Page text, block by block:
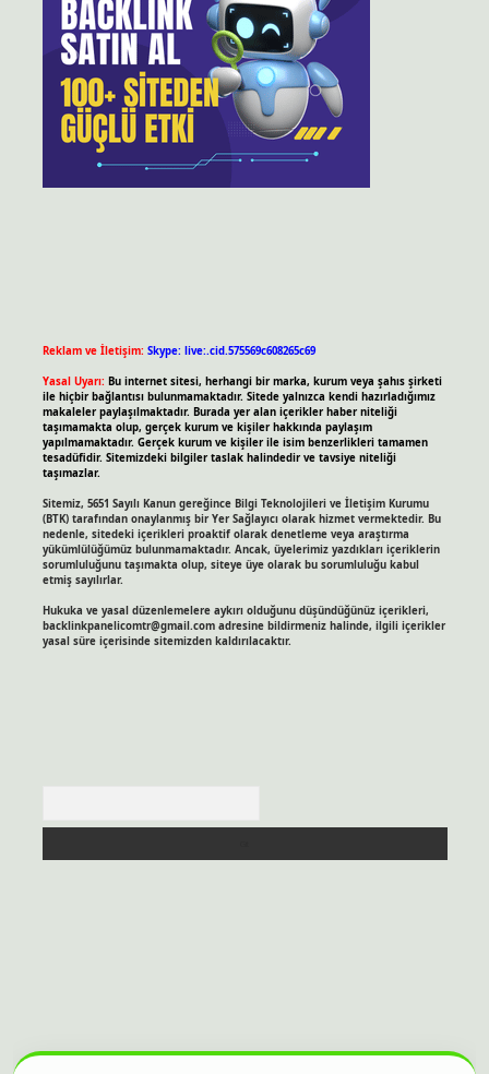
Reklam ve İletişim: Skype: live:.cid.575569c608265c69
Yasal Uyarı: Bu internet sitesi, herhangi bir marka, kurum veya şahıs şirketi
ile hiçbir bağlantısı bulunmamaktadır. Sitede yalnızca kendi hazırladığımız
makaleler paylaşılmaktadır. Burada yer alan içerikler haber niteliği
taşımamakta olup, gerçek kurum ve kişiler hakkında paylaşım
yapılmamaktadır. Gerçek kurum ve kişiler ile isim benzerlikleri tamamen
tesadüfidir. Sitemizdeki bilgiler taslak halindedir ve tavsiye niteliği
taşımazlar.
Sitemiz, 5651 Sayılı Kanun gereğince Bilgi Teknolojileri ve İletişim Kurumu
(BTK) tarafından onaylanmış bir Yer Sağlayıcı olarak hizmet vermektedir. Bu
nedenle, sitedeki içerikleri proaktif olarak denetleme veya araştırma
yükümlülüğümüz bulunmamaktadır. Ancak, üyelerimiz yazdıkları içeriklerin
sorumluluğunu taşımakta olup, siteye üye olarak bu sorumluluğu kabul
etmiş sayılırlar.
Hukuka ve yasal düzenlemelere aykırı olduğunu düşündüğünüz içerikleri,
backlinkpanelicomtr@gmail.comadresine bildirmeniz halinde, ilgili içerikler
yasal süre içerisinde sitemizden kaldırılacaktır.